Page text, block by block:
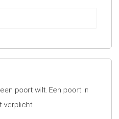
poort wilt. Een poort in
verplicht.